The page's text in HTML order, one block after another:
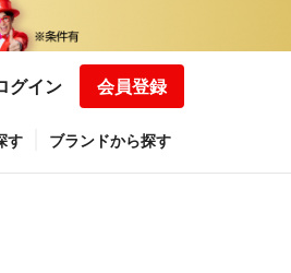
グイン 会員登録
す ブランドから探す